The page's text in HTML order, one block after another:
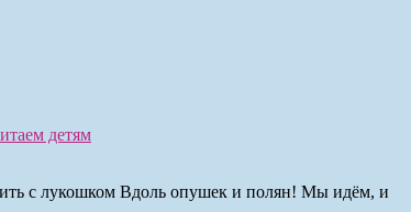
детям
с лукошком Вдоль опушек и полян! Мы идём, и